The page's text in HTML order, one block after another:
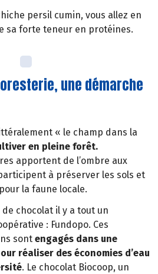
persil cumin, vous allez en
sa forte teneur en protéines.
une démarche
« le champ dans la
en pleine forêt.
apportent de l’ombre aux
à préserver les sols et
la faune locale.
chocolat il y a tout un
: Fundopo. Ces
sont engagés dans une
réaliser des économies d’eau
. Le chocolat Biocoop, un